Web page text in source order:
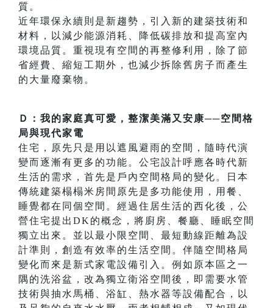
質。
近年環保永續則是新趨勢，引入新的建築技術和
材料，以減少能源消耗、降低碳排放和提高室內
環境品質。重視現有空間的再整修利用，除了節
省經費、縮短工期外，也減少拆除舊房子而產生
的大量廢棄物。
Ｄ：我的家庭真可愛，整潔美滿又安康──空間格
局與現代家電
住宅，原先只是用以遮風避雨的空間，隨時代演
變而逐漸有更多的功能。公宅設計呼應各時代新
生活的需求，首先是戶內空間格局的變化。日本
傳統建築榻榻米房間原先是多功能使用，用餐、
睡覺都在同個空間。經過住居生活的西化後，公
營住宅提出DK的概念，將廚房、餐廳、睡眠空間
獨立出來。並以最小限空間、最短動線距離為設
計準則，創造有效率的生活空間。伴隨空間格局
變化而來是新式家電設備引入。例如原本區之一
隅的洗浴盆，改為獨立衛浴空間後，即需要水管
技術與抽水馬桶、浴缸、熱水器等設備配合，以